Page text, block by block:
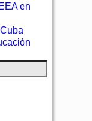
en